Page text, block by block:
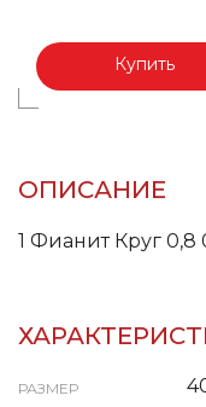
Купить
ОПИСАНИЕ
1 Фианит Круг 0,8
РАЗМЕР